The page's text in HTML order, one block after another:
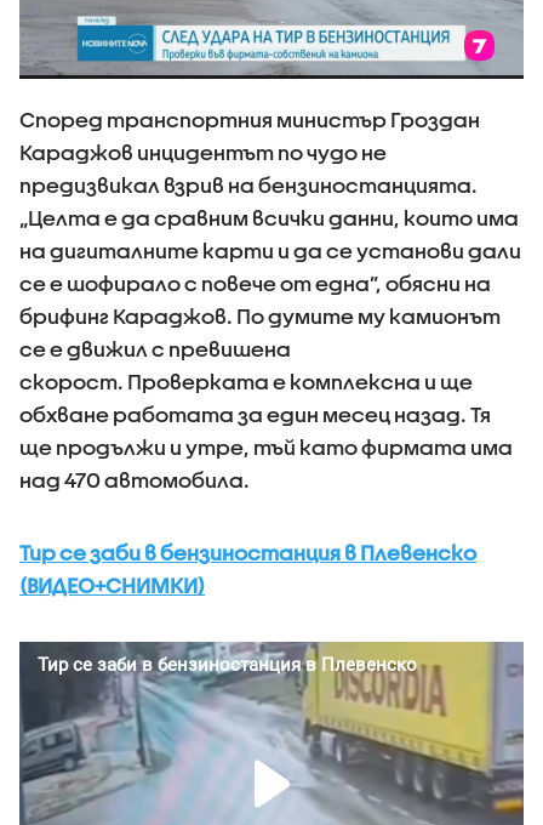
Според транспортния министър Гроздан
Караджов инцидентът по чудо не
предизвикал взрив на бензиностанцията.
„Целта е да сравним всички данни, които има
на дигиталните карти и да се установи дали
се е шофирало с повече от една”, обясни на
брифинг Караджов. По думите му камионът
се е движил с превишена
скорост. Проверката е комплексна и ще
обхване работата за един месец назад. Тя
ще продължи и утре, тъй като фирмата има
над 470 автомобила.
Тир се заби в бензиностанция в Плевенско
(ВИДЕО+СНИМКИ)